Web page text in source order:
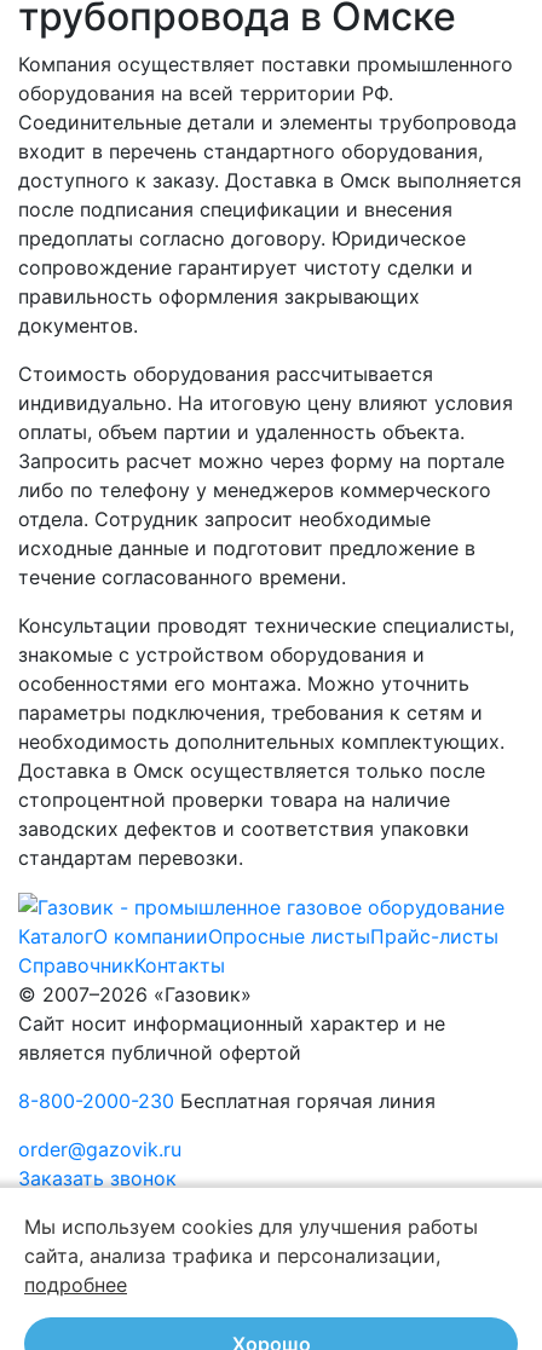
трубопровода в Омске
Компания осуществляет поставки промышленного
оборудования на всей территории РФ.
Соединительные детали и элементы трубопровода
входит в перечень стандартного оборудования,
доступного к заказу. Доставка в Омск выполняется
после подписания спецификации и внесения
предоплаты согласно договору. Юридическое
сопровождение гарантирует чистоту сделки и
правильность оформления закрывающих
документов.
Стоимость оборудования рассчитывается
индивидуально. На итоговую цену влияют условия
оплаты, объем партии и удаленность объекта.
Запросить расчет можно через форму на портале
либо по телефону у менеджеров коммерческого
отдела. Сотрудник запросит необходимые
исходные данные и подготовит предложение в
течение согласованного времени.
Консультации проводят технические специалисты,
знакомые с устройством оборудования и
особенностями его монтажа. Можно уточнить
параметры подключения, требования к сетям и
необходимость дополнительных комплектующих.
Доставка в Омск осуществляется только после
стопроцентной проверки товара на наличие
заводских дефектов и соответствия упаковки
стандартам перевозки.
КаталогО компанииОпросные листыПрайс-листы
СправочникКонтакты
© 2007–2026 «Газовик»
Сайт носит информационный характер и не
является публичной офертой
8-800-2000-230 Бесплатная горячая линия
order@gazovik.ru
Заказать звонок
Мы используем cookies для улучшения работы
сайта, анализа трафика и персонализации,
подробнее
Хорошо